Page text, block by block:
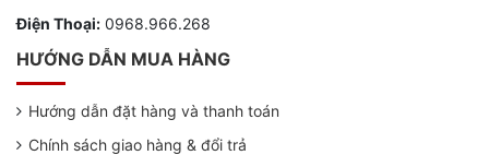
Điện Thoại: 0968.966.268
HƯỚNG DẪN MUA HÀNG
Hướng dẫn đặt hàng và thanh toán
Chính sách giao hàng & đổi trả